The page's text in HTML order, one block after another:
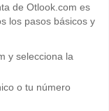
de Otlook.com es
los pasos básicos y
y selecciona la
o tu número